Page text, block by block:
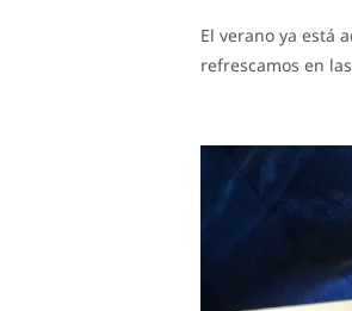
El verano ya está
refrescamos en